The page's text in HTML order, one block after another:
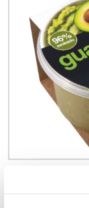
Tato organická